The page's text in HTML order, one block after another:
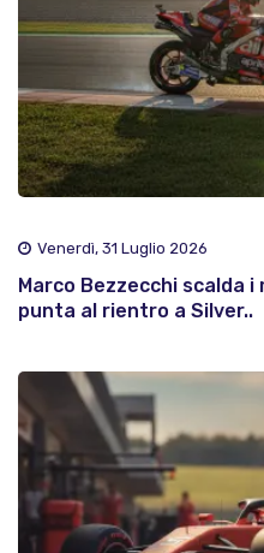
Venerdì, 31 Luglio 2026
Marco Bezzecchi scalda i
punta al rientro a Silver..